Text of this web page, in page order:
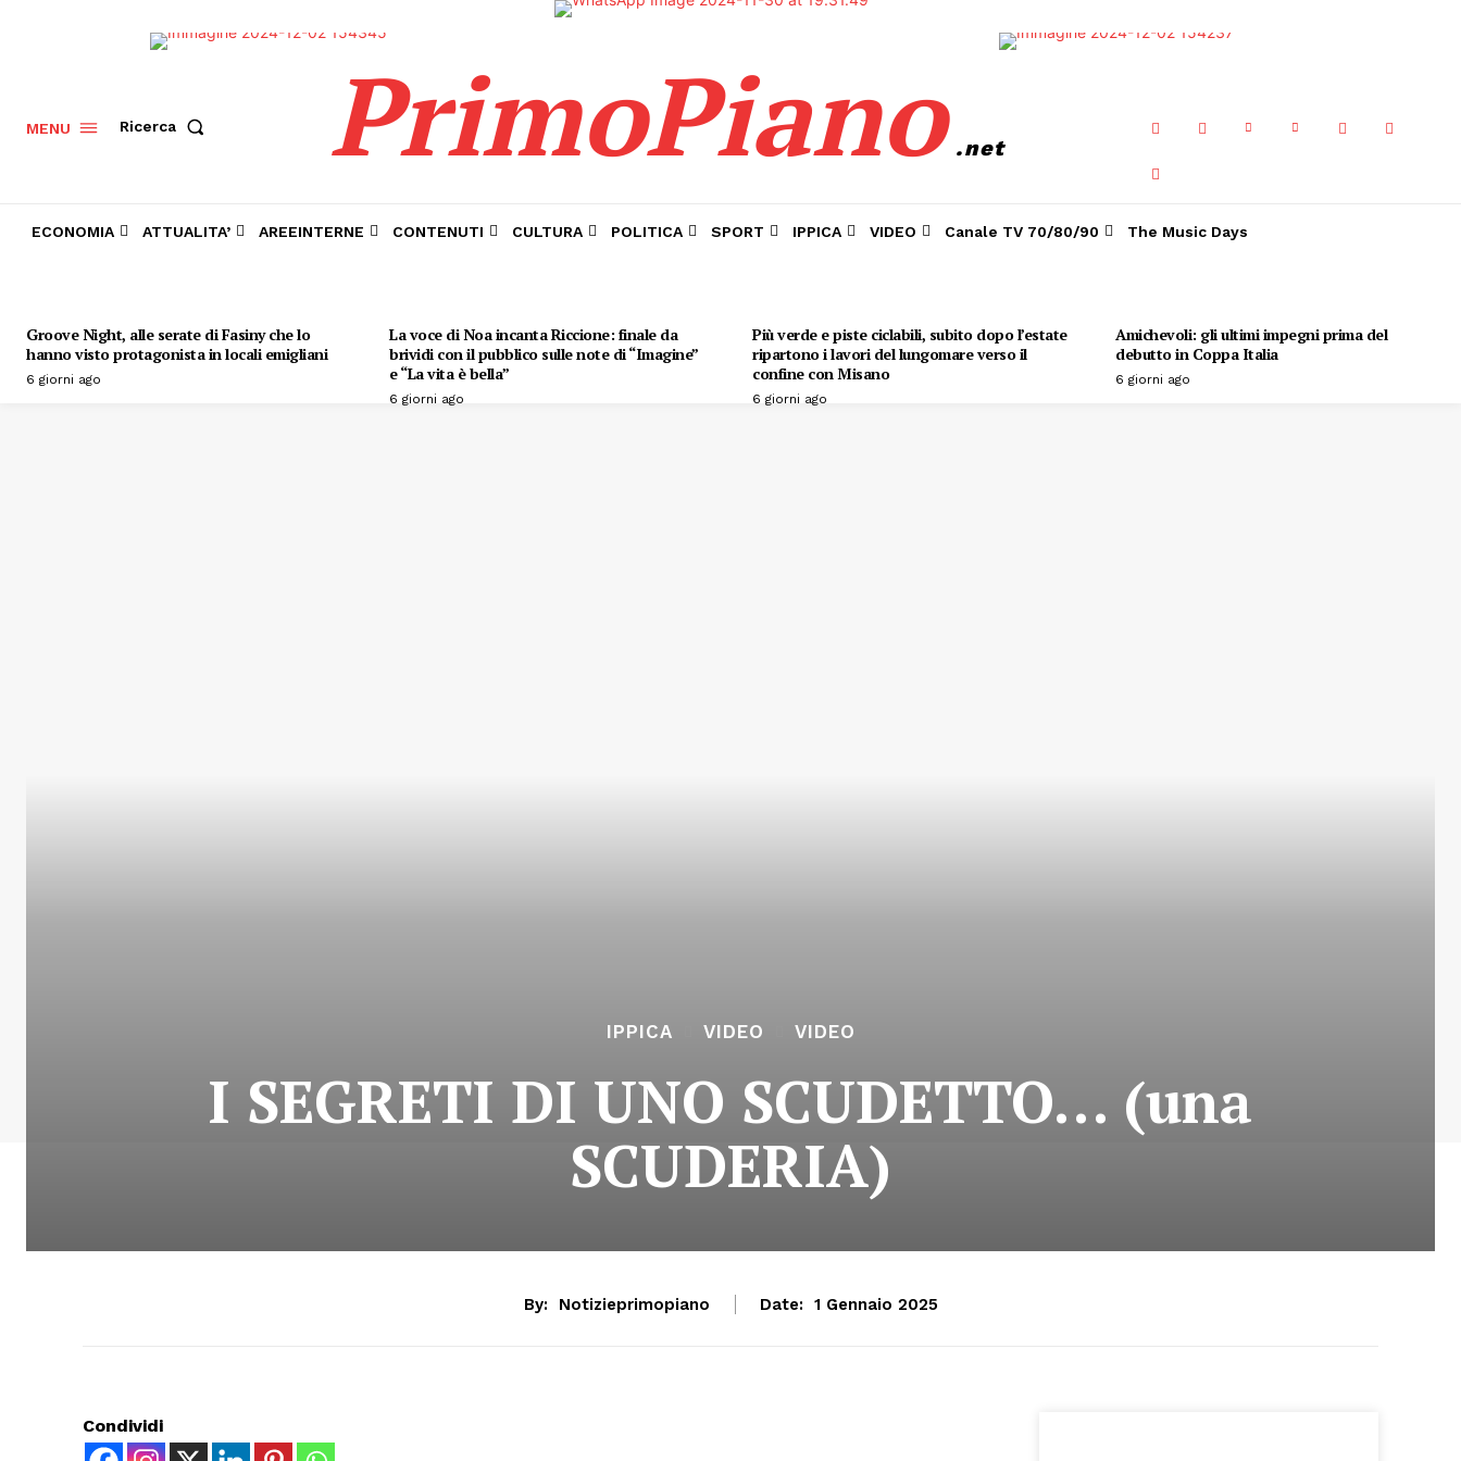
MENU Ricerca PrimoPiano .net
ECONOMIA ATTUALITA’ AREEINTERNE CONTENUTI CULTURA POLITICA SPORT IPPICA VIDEO Canale TV 70/80/90 The Music Days
Groove Night, alle serate di Fasiny che lo
hanno visto protagonista in locali emigliani
6 giorni ago
La voce di Noa incanta Riccione: finale da
brividi con il pubblico sulle note di “Imagine”
e “La vita è bella”
6 giorni ago
Più verde e piste ciclabili, subito dopo l’estate
ripartono i lavori del lungomare verso il
confine con Misano
6 giorni ago
Amichevoli: gli ultimi impegni prima del
debutto in Coppa Italia
6 giorni ago
IPPICA VIDEO VIDEO
I SEGRETI DI UNO SCUDETTO… (una
SCUDERIA)
By: Notizieprimopiano Date: 1 Gennaio 2025
Condividi